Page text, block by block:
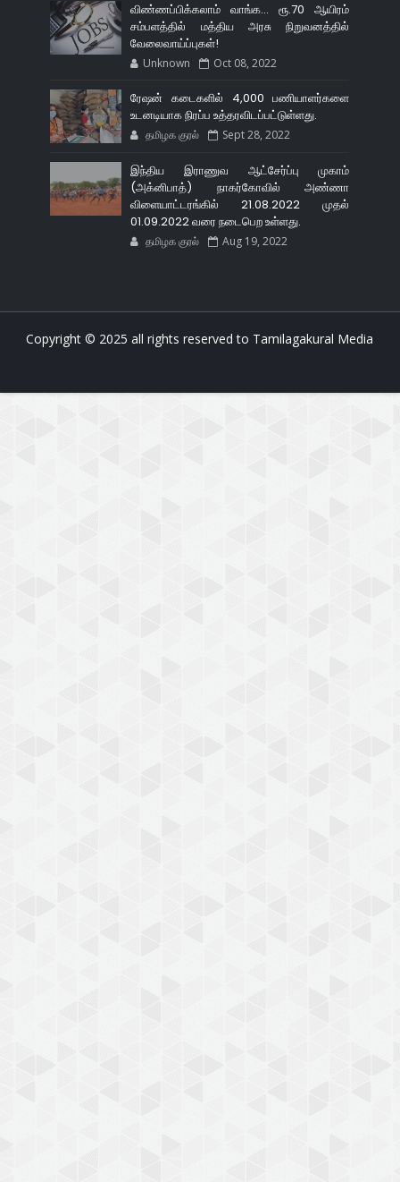
விண்ணப்பிக்கலாம் வாங்க... ரூ.70 ஆயிரம்
சம்பளத்தில் மத்திய அரசு நிறுவனத்தில்
வேலைவாய்ப்புகள்!
Unknown Oct 08, 2022
ரேஷன் கடைகளில் 4,000 பணியாளர்களை
உடனடியாக நிரப்ப உத்தரவிடப்பட்டுள்ளது.
தமிழக குரல் Sept 28, 2022
இந்திய இராணுவ ஆட்சேர்ப்பு முகாம்
(அக்னிபாத்) நாகர்கோவில் அண்ணா
விளையாட்டரங்கில் 21.08.2022 முதல்
01.09.2022 வரை நடைபெற உள்ளது.
தமிழக குரல் Aug 19, 2022
Copyright © 2025 all rights reserved to Tamilagakural Media